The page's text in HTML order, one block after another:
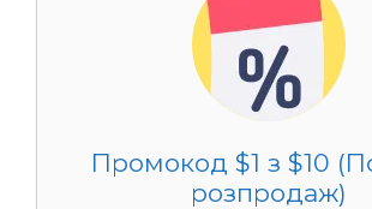
Промокод $1 з $10
розпродаж)